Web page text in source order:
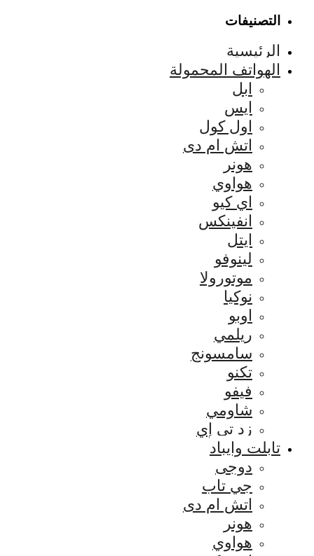
التصنيفات
الرئيسية
الهواتف المحمولة
ابل
ايس
اول كول
اتش ام دى
هونر
هواوي
اي كيو
انفينكس
ايتل
لينوفو
موتورولا
نوكيا
اوبو
ريلمي
سامسونج
تكنو
فيفو
شاومي
زد تي إي
تابلت وايباد
دوجى
جي تاب
اتش ام دى
هونر
هواوي